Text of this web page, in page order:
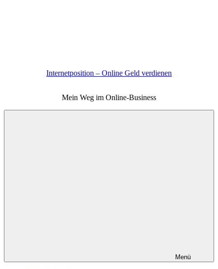
Internetposition – Online Geld verdienen
Mein Weg im Online-Business
Menü